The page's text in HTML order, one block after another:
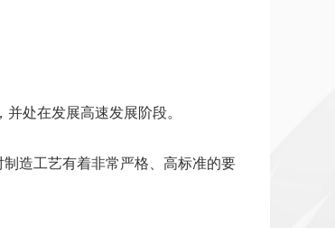
处在发展高速发展阶段。
造工艺有着非常严格、高标准的要